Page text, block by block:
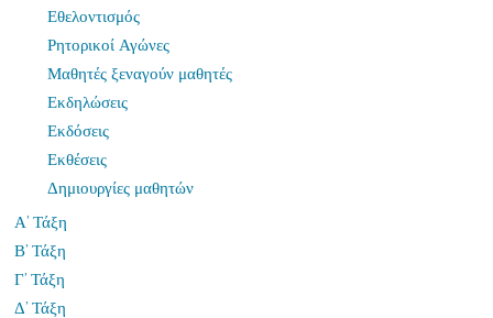
Εθελοντισμός
Ρητορικοί Αγώνες
Μαθητές ξεναγούν μαθητές
Εκδηλώσεις
Εκδόσεις
Εκθέσεις
Δημιουργίες μαθητών
Α’ Τάξη
Β’ Τάξη
Γ’ Τάξη
Δ’ Τάξη